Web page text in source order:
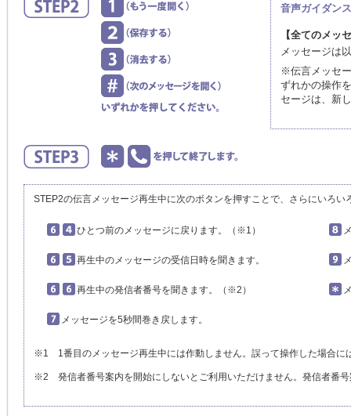
音声ガイダンス
【全てのメッ
メッセージは
※伝言メッセ
ずれかの操作
セージは、新
STEP2の伝言メッセージ再生中に次のボタンを押すことで、さらにいろい
ひとつ前のメッセージに戻ります。（※1）
再生中のメッセージの受信日時を聞きます。
再生中の発信者番号を聞きます。（※2）
メッセージを5秒間巻き戻します。
※1 1番目のメッセージ再生中には作動しません。誤って操作した場合に
※2 発信者番号案内を開始にしないとご利用いただけません。発信者番号